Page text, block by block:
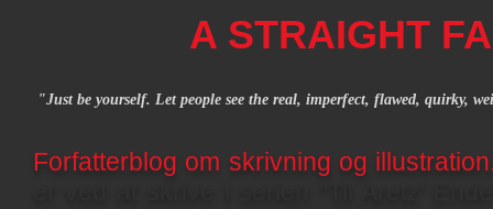
Forfatterblog om skrivning og
A STRAIGHT
"Just be yourself. Let people see the real, imperfect, flawed, quirky,